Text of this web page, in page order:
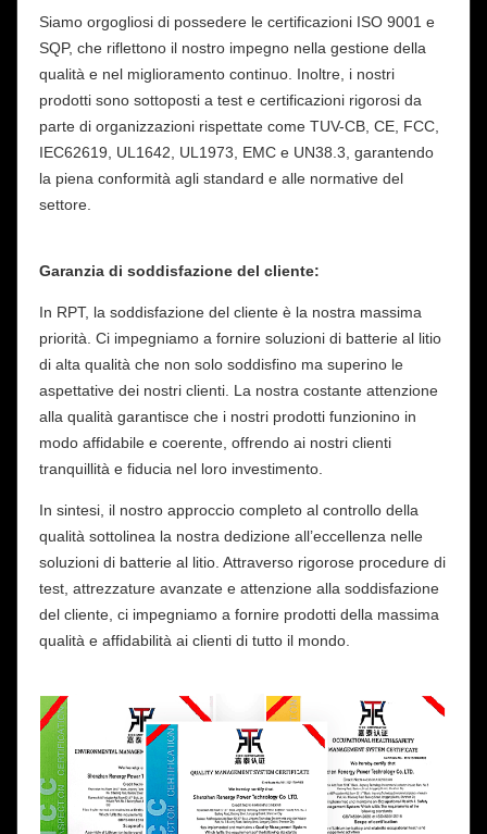
Siamo orgogliosi di possedere le certificazioni ISO 9001 e
SQP, che riflettono il nostro impegno nella gestione della
qualità e nel miglioramento continuo. Inoltre, i nostri
prodotti sono sottoposti a test e certificazioni rigorosi da
parte di organizzazioni rispettate come TUV-CB, CE, FCC,
IEC62619, UL1642, UL1973, EMC e UN38.3, garantendo
la piena conformità agli standard e alle normative del
settore.
Garanzia di soddisfazione del cliente:
In RPT, la soddisfazione del cliente è la nostra massima
priorità. Ci impegniamo a fornire soluzioni di batterie al litio
di alta qualità che non solo soddisfino ma superino le
aspettative dei nostri clienti. La nostra costante attenzione
alla qualità garantisce che i nostri prodotti funzionino in
modo affidabile e coerente, offrendo ai nostri clienti
tranquillità e fiducia nel loro investimento.
In sintesi, il nostro approccio completo al controllo della
qualità sottolinea la nostra dedizione all’eccellenza nelle
soluzioni di batterie al litio. Attraverso rigorose procedure di
test, attrezzature avanzate e attenzione alla soddisfazione
del cliente, ci impegniamo a fornire prodotti della massima
qualità e affidabilità ai clienti di tutto il mondo.